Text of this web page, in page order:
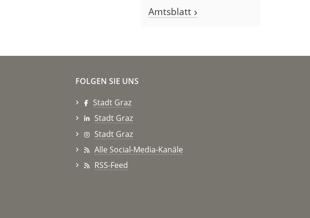
Amtsblatt
FOLGEN SIE UNS
Stadt Graz
Stadt Graz
Stadt Graz
Alle Social-Media-Kanäle
RSS-Feed